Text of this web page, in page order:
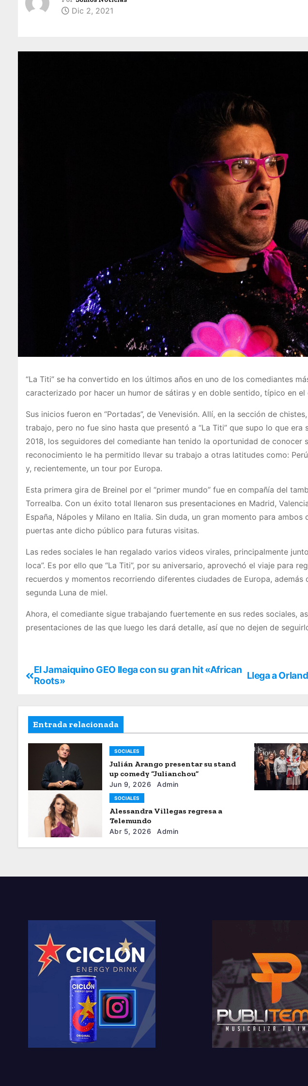
Dic 2, 2021
“La Titi” se ha convertido en los últimos años en uno de los comediantes
caracterizado por hacer un humor de sátiras y en doble sentido, típico en el
Sus inicios fueron en “Portadas”, de Venevisión. Allí, en la sección de
trabajo, pero no fue sino hasta que presentó a “La Titi” que supo lo que
2018, los seguidores del comediante han tenido la oportunidad de conocer
reconocimiento le ha permitido llevar su trabajo a otras latitudes como:
y, recientemente, un tour por Europa.
Esta primera gira de Breinel por el “primer mundo” fue en compañía del
Torrealba. Con un éxito total llenaron sus presentaciones en Madrid,
España, Nápoles y Milano en Italia. Sin duda, un gran momento para
puertas ante dicho público para futuras visitas.
Las redes sociales le han regalado varios videos virales, principalmente
loca”. Es por ello que “La Titi”, por su aniversario, aprovechó el viaje para
recuerdos y momentos recorriendo diferentes ciudades de Europa,
segunda Luna de miel.
Ahora, el comediante sigue trabajando fuertemente en sus redes sociales,
presentaciones de las que luego les dará detalle, así que no dejen de
Llega a
El Jamaiquino GEO llega con su gran hit «African
Roots»
Entrada relacionada
SOCIALES
Julián Arango presentar su stand
up comedy “Julianchou”
Jun 9, 2026 Admin
SOCIALES
Alessandra Villegas regresa a
Telemundo
Abr 5, 2026 Admin